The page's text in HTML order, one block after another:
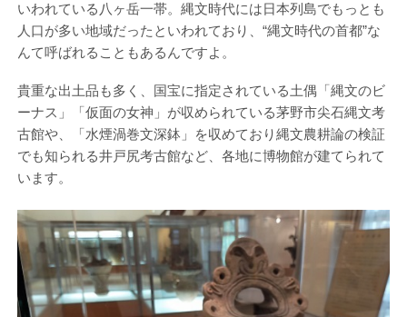
いわれている八ヶ岳一帯。縄文時代には日本列島でもっとも
人口が多い地域だったといわれており、“縄文時代の首都”な
んて呼ばれることもあるんですよ。
貴重な出土品も多く、国宝に指定されている土偶「縄文のビ
ーナス」「仮面の女神」が収められている茅野市尖石縄文考
古館や、「水煙渦巻文深鉢」を収めており縄文農耕論の検証
でも知られる井戸尻考古館など、各地に博物館が建てられて
います。